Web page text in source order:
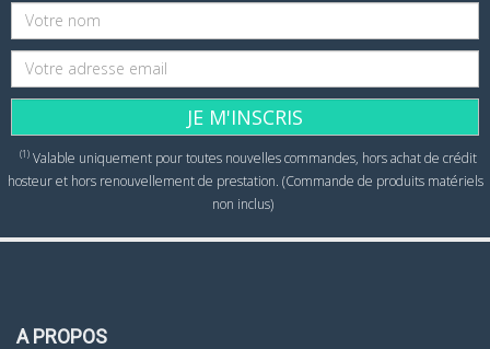
JE M'INSCRIS
(1)Valable uniquement pour toutes nouvelles commandes, hors achat de crédit
hosteur et hors renouvellement de prestation. (Commande de produits matériels
non inclus)
A PROPOS